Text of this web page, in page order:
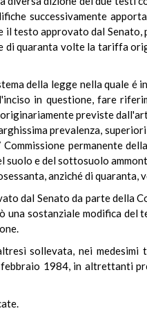
successivamente
testo approvato dal
di quaranta volte la tariffa
della legge nella quale é
in questione, fare
previste
prevalenza,
permanente
e del sottosuolo
anziché di quaranta,
dal Senato da parte della
sostanziale modifica del
sollevata, nei medesimi
1984, in altrettanti